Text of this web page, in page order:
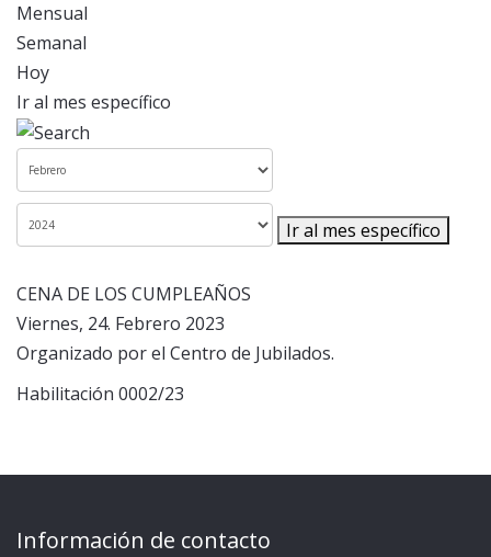
Mensual
Semanal
Hoy
Ir al mes específico
Ir al mes específico
CENA DE LOS CUMPLEAÑOS
Viernes, 24. Febrero 2023
Organizado por el Centro de Jubilados.
Habilitación 0002/23
Información de contacto